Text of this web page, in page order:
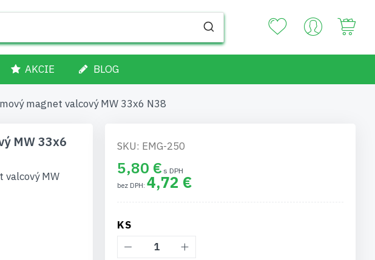
AKCIE BLOG
magnet valcový MW 33x6 N38
MW 33x6
valcový MW
SKU: EMG-250
5,80 €
4,72 €
KS